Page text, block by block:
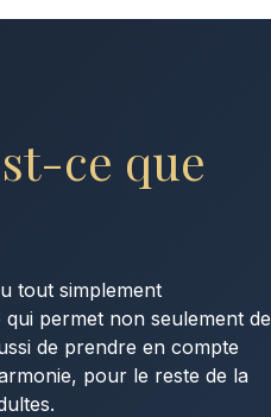
ce que
tout simplement
permet non seulement de
de prendre en compte
pour le reste de la